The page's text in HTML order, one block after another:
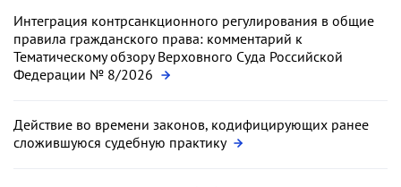
Интеграция контрсанкционного регулирования в общие
правила гражданского права: комментарий к
Тематическому обзору Верховного Суда Российской
Федерации № 8/2026
Действие во времени законов, кодифицирующих ранее
сложившуюся судебную практику